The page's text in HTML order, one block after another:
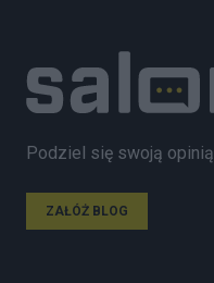
Podziel się swoją opinią
ZAŁÓŻ BLOG